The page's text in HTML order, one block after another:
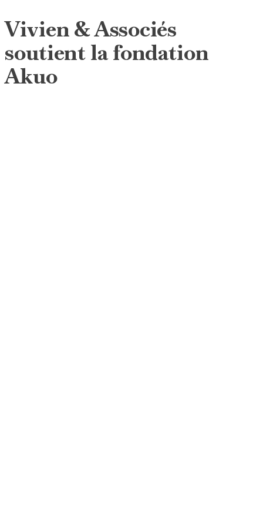
Vivien & Associés
soutient la fondation
Akuo